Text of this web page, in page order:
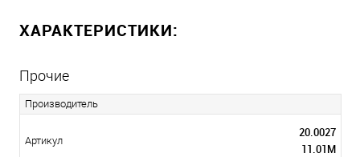
ХАРАКТЕРИСТИКИ:
Прочие
Производитель
Артикул
20.0027
11.01М